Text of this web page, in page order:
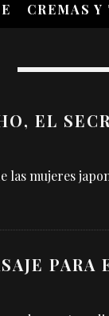
CREMAS
EL
las mujeres
PARA